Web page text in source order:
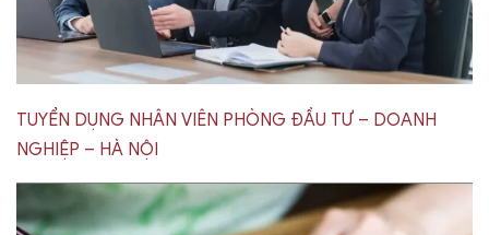
TUYỂN DỤNG NHÂN VIÊN PHÒNG ĐẦU TƯ – DOANH
NGHIỆP – HÀ NỘI